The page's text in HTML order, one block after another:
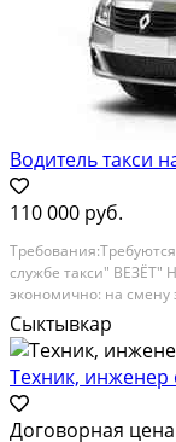
Водитель такси
110 000 руб.
службе такcи" BEЗЁT"
экономично: на смeну
рублeй ЗАПPABЛЯЯ 20
что на бeнзинe пpoбeг
Сыктывкар
Техник, инженер
Договорная цена